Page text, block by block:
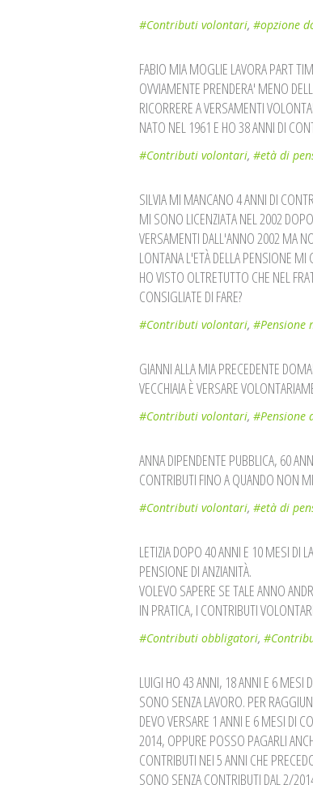
#Contributi volontari, #opzione
FABIO MIA MOGLIE LAVORA PART
OVVIAMENTE PRENDERA' MENO
RICORRERE A VERSAMENTI
NATO NEL 1961 E HO 38 ANNI DI
#Contributi volontari, #età di
SILVIA MI MANCANO 4 ANNI DI
MI SONO LICENZIATA NEL 2002
VERSAMENTI DALL'ANNO 2002 MA
LONTANA L'ETÀ DELLA PENSIONE MI
HO VISTO OLTRETUTTO CHE NEL
CONSIGLIATE DI FARE?
#Contributi volontari, #Pensione
GIANNI ALLA MIA PRECEDENTE
VECCHIAIA È VERSARE
#Contributi volontari, #Pensione
ANNA DIPENDENTE PUBBLICA, 60
CONTRIBUTI FINO A QUANDO NON
#Contributi volontari, #età di
LETIZIA DOPO 40 ANNI E 10 MESI DI
PENSIONE DI ANZIANITÀ.
VOLEVO SAPERE SE TALE ANNO
IN PRATICA, I CONTRIBUTI
#Contributi obbligatori,
LUIGI HO 43 ANNI, 18 ANNI E 6 MESI
SONO SENZA LAVORO. PER
DEVO VERSARE 1 ANNI E 6 MESI DI
2014, OPPURE POSSO PAGARLI
CONTRIBUTI NEI 5 ANNI CHE
SONO SENZA CONTRIBUTI DAL 2/